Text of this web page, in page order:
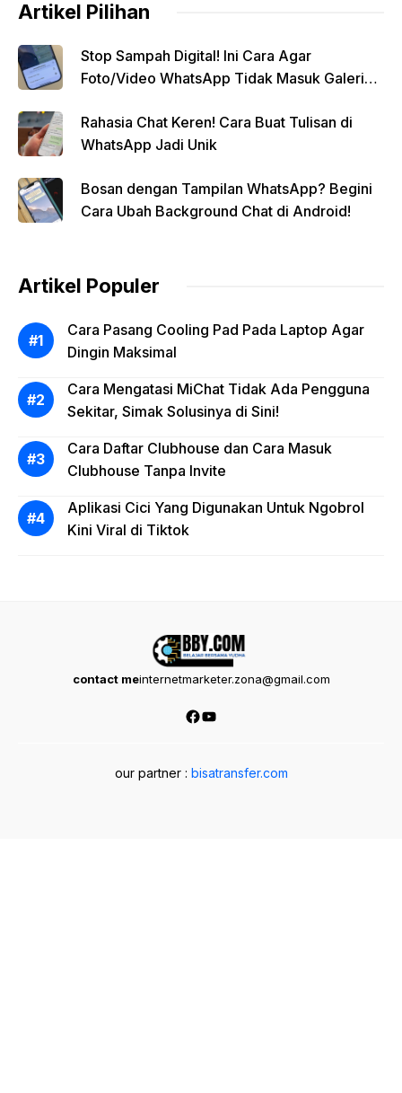
Artikel Pilihan
Stop Sampah Digital! Ini Cara Agar
Foto/Video WhatsApp Tidak Masuk Galeri
Rahasia Chat Keren! Cara Buat Tulisan di
WhatsApp Jadi Unik
Bosan dengan Tampilan WhatsApp? Begini
Cara Ubah Background Chat di Android!
Artikel Populer
Cara Pasang Cooling Pad Pada Laptop Agar
Dingin Maksimal
Cara Mengatasi MiChat Tidak Ada Pengguna
Sekitar, Simak Solusinya di Sini!
Cara Daftar Clubhouse dan Cara Masuk
Clubhouse Tanpa Invite
Aplikasi Cici Yang Digunakan Untuk Ngobrol
Kini Viral di Tiktok
contact meinternetmarketer.zona@gmail.com
Facebook
YouTube
our partner : bisatransfer.com